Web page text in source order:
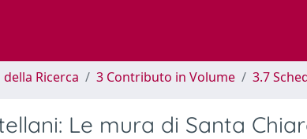
Ricerca 3 Contributo in Volume 3.7
Le mura di Santa